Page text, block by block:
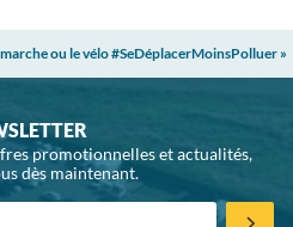
ou le vélo #SeDéplacerMoinsPolluer »
promotionnelles et actualités,
dès maintenant.